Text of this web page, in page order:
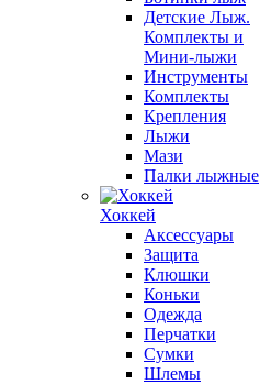
Детские Лыж.
Комплекты и
Мини-лыжи
Инструменты
Комплекты
Крепления
Лыжи
Мази
Палки лыжные
Хоккей
Аксессуары
Защита
Клюшки
Коньки
Одежда
Перчатки
Сумки
Шлемы